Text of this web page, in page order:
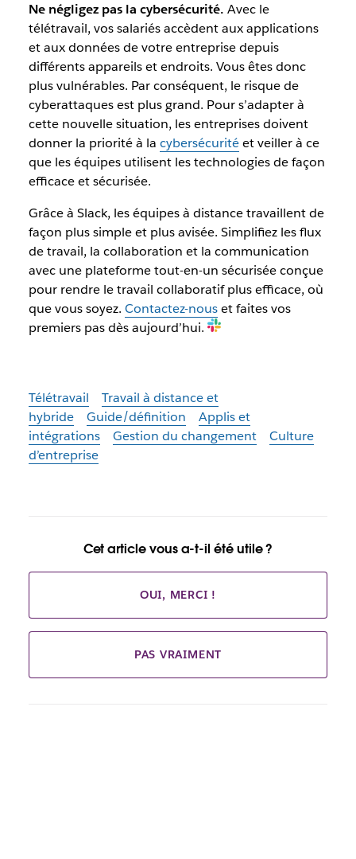
Ne négligez pas la cybersécurité. Avec le
télétravail, vos salariés accèdent aux applications
et aux données de votre entreprise depuis
différents appareils et endroits. Vous êtes donc
plus vulnérables. Par conséquent, le risque de
cyberattaques est plus grand. Pour s’adapter à
cette nouvelle situation, les entreprises doivent
donner la priorité à la cybersécuritéet veiller à ce
que les équipes utilisent les technologies de façon
efficace et sécurisée.
Grâce à Slack, les équipes à distance travaillent de
façon plus simple et plus avisée. Simplifiez les flux
de travail, la collaboration et la communication
avec une plateforme tout-en-un sécurisée conçue
pour rendre le travail collaboratif plus efficace, où
que vous soyez. Contactez-nouset faites vos
premiers pas dès aujourd’hui.
Télétravail
Travail à distance et
hybride
Guide/définition
Applis et
intégrations
Gestion du changement
Culture
d’entreprise
Cet article vous a-t-il été utile ?
OUI, MERCI !
PAS VRAIMENT